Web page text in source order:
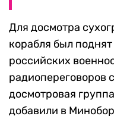
Для досмотра
корабля был
российских
радиопереговоров
досмотровая
добавили в